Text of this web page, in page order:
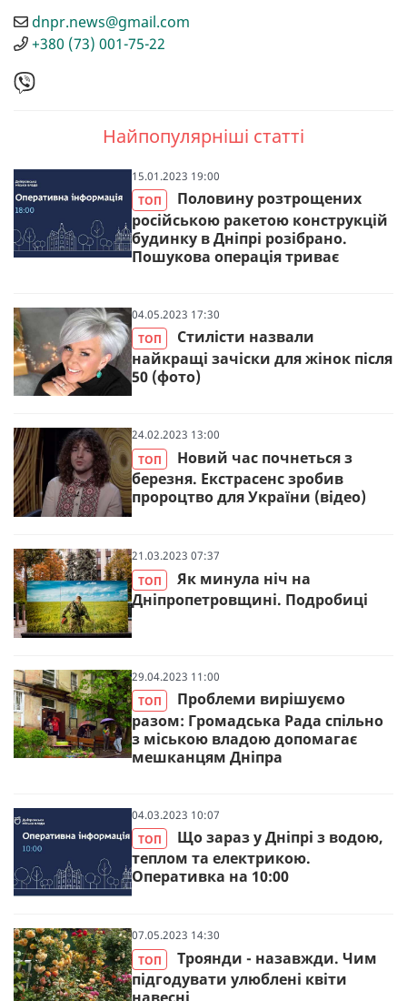
dnpr.news@gmail.com
+380 (73) 001-75-22
Найпопулярніші статті
15.01.2023 19:00
ТОП
Половину розтрощених
російською ракетою конструкцій
будинку в Дніпрі розібрано.
Пошукова операція триває
04.05.2023 17:30
ТОП
Стилісти назвали
найкращі зачіски для жінок після
50 (фото)
24.02.2023 13:00
ТОП
Новий час почнеться з
березня. Екстрасенс зробив
пророцтво для України (відео)
21.03.2023 07:37
ТОП
Як минула ніч на
Дніпропетровщині. Подробиці
29.04.2023 11:00
ТОП
Проблеми вирішуємо
разом: Громадська Рада спільно
з міською владою допомагає
мешканцям Дніпра
04.03.2023 10:07
ТОП
Що зараз у Дніпрі з водою,
теплом та електрикою.
Оперативка на 10:00
07.05.2023 14:30
ТОП
Троянди - назавжди. Чим
підгодувати улюблені квіти